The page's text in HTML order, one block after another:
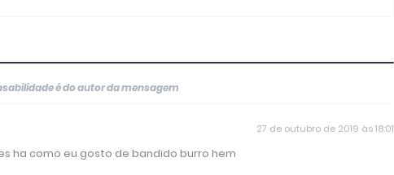
é do autor da mensagem
27 de outubro de 2019 às 18:01
ha como eu gosto de bandido burro hem